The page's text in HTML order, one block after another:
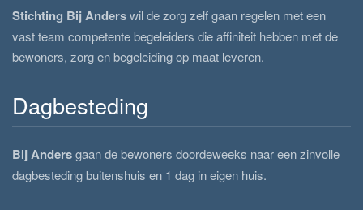
Stichting Bij Anderswil de zorg zelf gaan regelen met een
vast team competente begeleiders die affiniteit hebben met de
bewoners, zorg en begeleiding op maat leveren.
Dagbesteding
Bij Andersgaan de bewoners doordeweeks naar een zinvolle
dagbesteding buitenshuis en 1 dag in eigen huis.